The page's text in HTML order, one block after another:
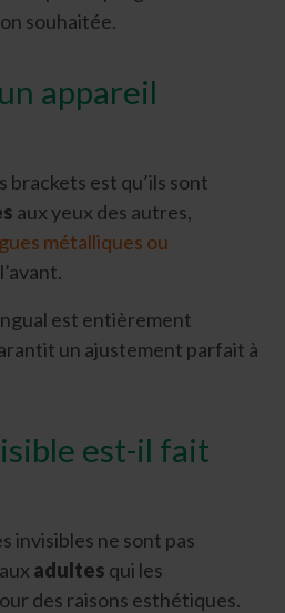
souhaitée.
appareil
brackets est qu’ils sont
aux yeux des autres,
métalliques ou
est entièrement
un ajustement parfait à
est-il fait
invisibles ne sont pas
adultes qui les
des raisons esthétiques.